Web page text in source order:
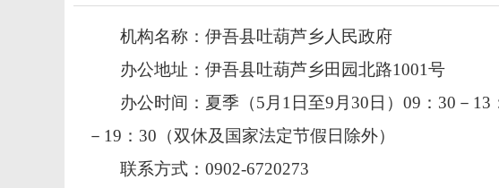
机构名称：伊吾县吐葫芦乡人民政府
办公地址：伊吾县吐葫芦乡田园北路1001号
办公时间： 夏季（5月1日至9月30日）09：30－
－19：30 （双休及国家法定节假日除外）
联系方式：0902-6720273